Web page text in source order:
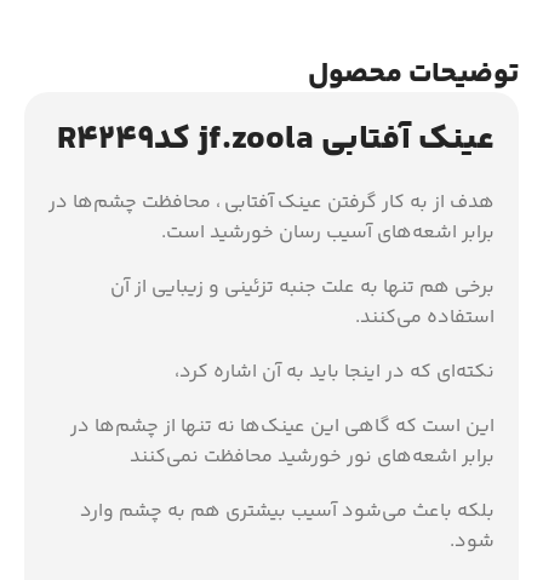
توضیحات محصول
عینک آفتابی jf.zoola کدR4249
هدف از به كار گرفتن عینک آفتابی ، محافظت چشم‌ها در
برابر اشعه‌های آسیب‌ رسان خورشید است‏‏‏.‏‏‏
برخی هم تنها به علت جنبه تزئینی و زیبایی از آن
استفاده می‌كنند‏‏‏.‏‏‏
نكته‌ای‌ كه در اینجا باید به آن اشاره كرد،
این است كه گاهی این عینك‌ها نه تنها از چشم‌ها در
برابر اشعه‌های نور خورشید محافظت نمی‌كنند
بلكه باعث می‌شود آسیب بیشتری هم به چشم وارد
شود‏‏‏.‏‏‏